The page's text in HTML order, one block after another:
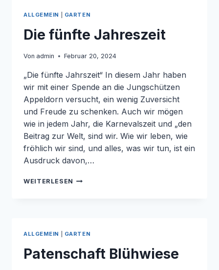
ALLGEMEIN GARTEN
Die fünfte Jahreszeit
Von admin Februar 20, 2024
„Die fünfte Jahrszeit“ In diesem Jahr haben
wir mit einer Spende an die Jungschützen
Appeldorn versucht, ein wenig Zuversicht
und Freude zu schenken. Auch wir mögen
wie in jedem Jahr, die Karnevalszeit und „den
Beitrag zur Welt, sind wir. Wie wir leben, wie
fröhlich wir sind, und alles, was wir tun, ist ein
Ausdruck davon,…
WEITERLESEN DIE
ALLGEMEIN GARTEN
Patenschaft Blühwiese